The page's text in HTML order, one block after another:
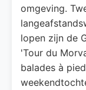
omgeving.
lopen zijn de
'Tour du
balades à